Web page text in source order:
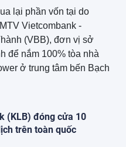
lại phần vốn tại do
Vietcombank -
(VBB), đơn vị sở
để nắm 100% tòa nhà
ở trung tâm bến Bạch
(KLB) đóng cửa 10
trên toàn quốc